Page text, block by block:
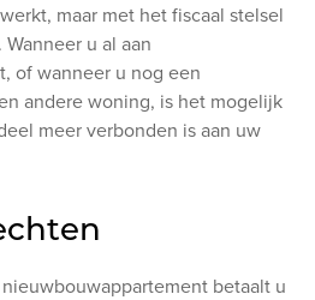
maar met het fiscaal stelsel
u al aan
of wanneer u nog een
andere woning, is het mogelijk
meer verbonden is aan uw
betaalt u